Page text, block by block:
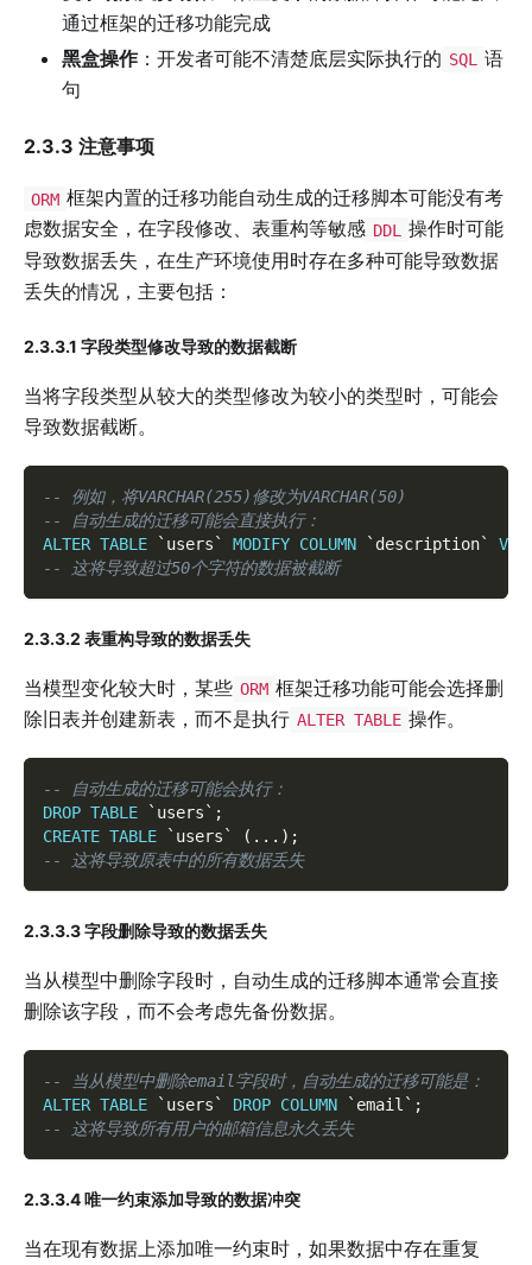
通过框架的迁移功能完成
黑盒操作：开发者可能不清楚底层实际执行的 SQL 语
句
2.3.3 注意事项
ORM 框架内置的迁移功能自动生成的迁移脚本可能没有考
虑数据安全，在字段修改、表重构等敏感 DDL
操作时可能
导致数据丢失，在生产环境使用时存在多种可能导致数据
丢失的情况，主要包括：
2.3.3.1 字段类型修改导致的数据截断
当将字段类型从较大的类型修改为较小的类型时，可能会
导致数据截断。
-- 例如，将VARCHAR(255)修改为VARCHAR(50)
-- 自动生成的迁移可能会直接执行：
ALTER TABLE ` users` MODIFY COLUMN ` description`
-- 这将导致超过50个字符的数据被截断
2.3.3.2 表重构导致的数据丢失
当模型变化较大时，某些 ORM 框架迁移功能可能会选择删
除旧表并创建新表，而不是执行 ALTER TABLE 操作。
-- 自动生成的迁移可能会执行：
DROP TABLE ` users ` ;
CREATE TABLE ` users ` ( . . . ) ;
-- 这将导致原表中的所有数据丢失
2.3.3.3 字段删除导致的数据丢失
当从模型中删除字段时，自动生成的迁移脚本通常会直接
删除该字段，而不会考虑先备份数据。
-- 当从模型中删除email字段时，自动生成的迁移可能是：
ALTER TABLE ` users ` DROP COLUMN ` email ` ;
-- 这将导致所有用户的邮箱信息永久丢失
2.3.3.4 唯一约束添加导致的数据冲突
当在现有数据上添加唯一约束时，如果数据中存在重复